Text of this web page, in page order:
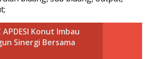
APDESI Konut Imbau
Sinergi Bersama